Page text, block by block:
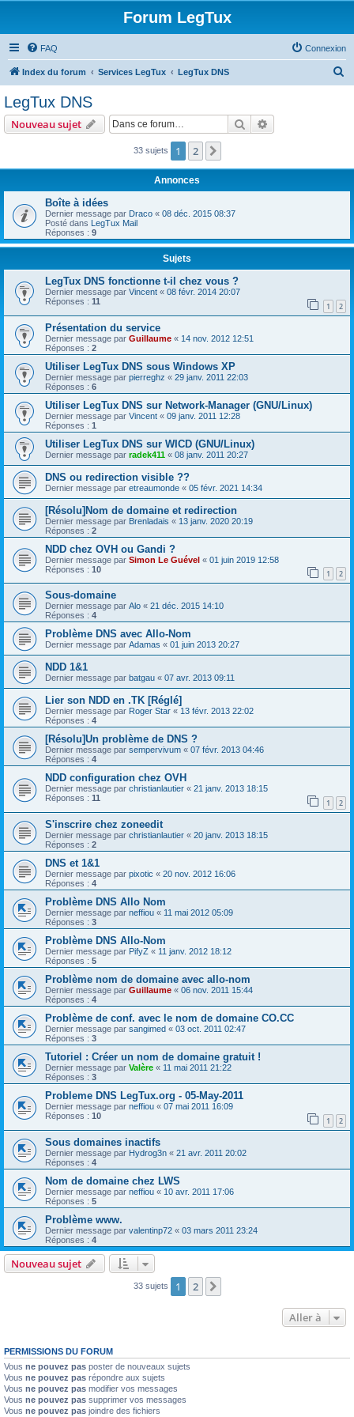
Forum LegTux
FAQ Connexion
Index du forum Services LegTux LegTux DNS
r
LegTux DNS
Nouveau sujet Rechercher
33 sujets 1 2
Annonces
Boîte à idées
Dernier message par Draco « 08 déc. 2015 08:37
Posté dans LegTux Mail
Réponses : 9
Sujets
LegTux DNS fonctionne t-il chez vous ?
Dernier message par Vincent « 08 févr. 2014 20:07
Réponses : 11 1 2
Présentation du service
Dernier message par Guillaume « 14 nov. 2012 12:51
Réponses : 2
Utiliser LegTux DNS sous Windows XP
Dernier message par pierreghz « 29 janv. 2011 22:03
Réponses : 6
Utiliser LegTux DNS sur Network-Manager (GNU/Linux)
Dernier message par Vincent « 09 janv. 2011 12:28
Réponses : 1
Utiliser LegTux DNS sur WICD (GNU/Linux)
Dernier message par radek411 « 08 janv. 2011 20:27
DNS ou redirection visible ??
Dernier message par etreaumonde « 05 févr. 2021 14:34
[Résolu]Nom de domaine et redirection
Dernier message par Brenladais « 13 janv. 2020 20:19
Réponses : 2
NDD chez OVH ou Gandi ?
Dernier message par Simon Le Guével « 01 juin 2019 12:58
Réponses : 10 1 2
Sous-domaine
Dernier message par Alo « 21 déc. 2015 14:10
Réponses : 4
Problème DNS avec Allo-Nom
Dernier message par Adamas « 01 juin 2013 20:27
NDD 1&1
Dernier message par batgau « 07 avr. 2013 09:11
Lier son NDD en .TK [Réglé]
Dernier message par Roger Star « 13 févr. 2013 22:02
Réponses : 4
[Résolu]Un problème de DNS ?
Dernier message par sempervivum « 07 févr. 2013 04:46
Réponses : 4
NDD configuration chez OVH
Dernier message par christianlautier « 21 janv. 2013 18:15
Réponses : 11 1 2
S'inscrire chez zoneedit
Dernier message par christianlautier « 20 janv. 2013 18:15
Réponses : 2
DNS et 1&1
Dernier message par pixotic « 20 nov. 2012 16:06
Réponses : 4
Problème DNS Allo Nom
Dernier message par neffiou « 11 mai 2012 05:09
Réponses : 3
Problème DNS Allo-Nom
Dernier message par PifyZ « 11 janv. 2012 18:12
Réponses : 5
Problème nom de domaine avec allo-nom
Dernier message par Guillaume « 06 nov. 2011 15:44
Réponses : 4
Problème de conf. avec le nom de domaine CO.CC
Dernier message par sangimed « 03 oct. 2011 02:47
Réponses : 3
Tutoriel : Créer un nom de domaine gratuit !
Dernier message par Valère « 11 mai 2011 21:22
Réponses : 3
Probleme DNS LegTux.org - 05-May-2011
Dernier message par neffiou « 07 mai 2011 16:09
Réponses : 10 1 2
Sous domaines inactifs
Dernier message par Hydrog3n « 21 avr. 2011 20:02
Réponses : 4
Nom de domaine chez LWS
Dernier message par neffiou « 10 avr. 2011 17:06
Réponses : 5
Problème www.
Dernier message par valentinp72 « 03 mars 2011 23:24
Réponses : 4
Nouveau sujet
33 sujets 1 2
Aller à
PERMISSIONS DU FORUM
Vous ne pouvez pas poster de nouveaux sujets
Vous ne pouvez pas répondre aux sujets
Vous ne pouvez pas modifier vos messages
Vous ne pouvez pas supprimer vos messages
Vous ne pouvez pas joindre des fichiers